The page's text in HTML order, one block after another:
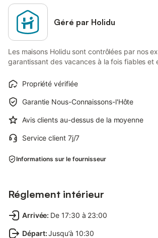
Géré par Holidu
Les maisons Holidu sont contrôlées par nos
garantissant des vacances à la fois fiables et
Propriété vérifiée
Garantie Nous-Connaissons-l'Hôte
Avis clients au-dessus de la moyenne
Service client 7j/7
Informations sur le fournisseur
Réglement intérieur
Arrivée: De 17:30 à 23:00
Départ:Jusqu’à 10:30